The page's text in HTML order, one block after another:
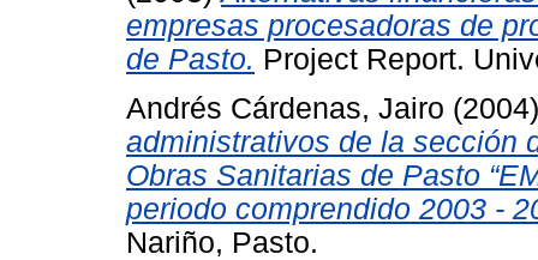
empresas procesadoras de
de Pasto. Project Report.
Andrés Cárdenas, Jairo
administrativos de la sección
Obras Sanitarias de Pasto
periodo comprendido 2003 -
Nariño, Pasto.